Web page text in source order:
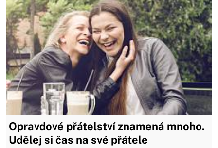
Opravdové přátelství znamená mnoho.
Udělej si čas na své přátele